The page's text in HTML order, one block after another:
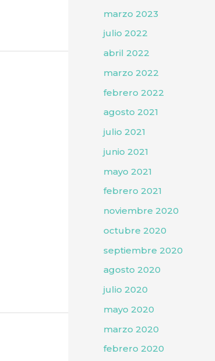
marzo 2023
julio 2022
abril 2022
marzo 2022
febrero 2022
agosto 2021
julio 2021
junio 2021
mayo 2021
febrero 2021
noviembre 2020
octubre 2020
septiembre 2020
agosto 2020
julio 2020
mayo 2020
marzo 2020
febrero 2020